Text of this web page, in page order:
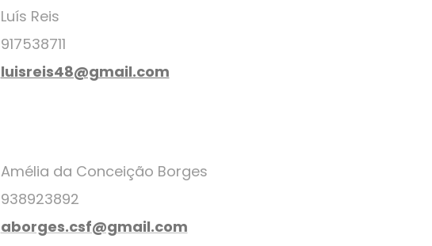
Luís Reis
917538711
luisreis48@gmail.com
Amélia da Conceição Borges
938923892
aborges.csf@gmail.com